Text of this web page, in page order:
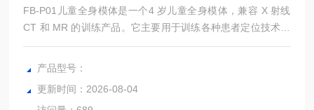
FB-P01儿童全身模体是一个4 岁儿童全身模体，兼容 X 射线
CT 和 MR 的训练产品。它主要用于训练各种患者定位技术。
通常由医学院和教学医院购买，用于培训放射学学生和其他医
疗专业人员。
产品型号：
更新时间：2026-08-04